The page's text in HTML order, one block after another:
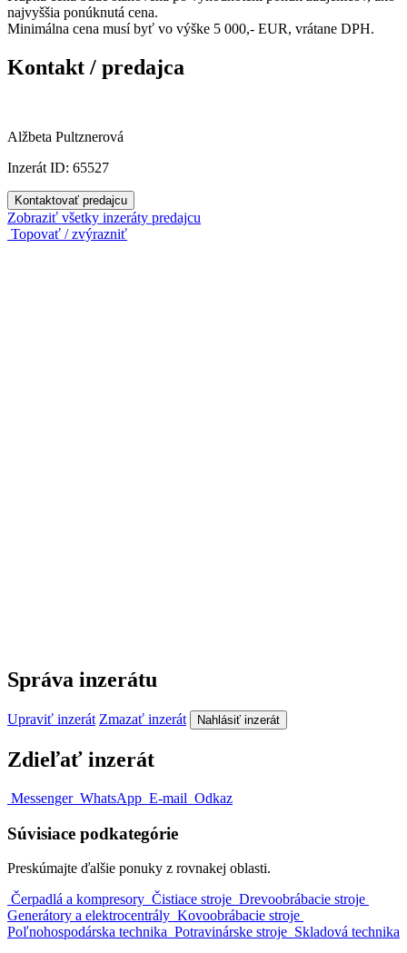
najvyššia ponúknutá cena.
Minimálna cena musí byť vo výške 5 000,- EUR, vrátane DPH.
Kontakt / predajca
Alžbeta Pultznerová
Inzerát ID: 65527
Kontaktovať predajcu
Zobraziť všetky inzeráty predajcu
Topovať / zvýrazniť
Správa inzerátu
Upraviť inzerát Zmazať inzerát Nahlásiť inzerát
Zdieľať inzerát
Messenger WhatsApp E-mail Odkaz
Súvisiace podkategórie
Preskúmajte ďalšie ponuky z rovnakej oblasti.
Čerpadlá a kompresory Čistiace stroje Drevoobrábacie stroje
Generátory a elektrocentrály Kovoobrábacie stroje
Poľnohospodárska technika Potravinárske stroje Skladová technika